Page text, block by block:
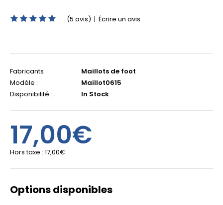
(5 avis) | Écrire un avis
Fabricants
Maillots de foot
Modèle :
Maillot0615
Disponibilité :
In Stock
17,00€
Hors taxe : 17,00€
Options disponibles